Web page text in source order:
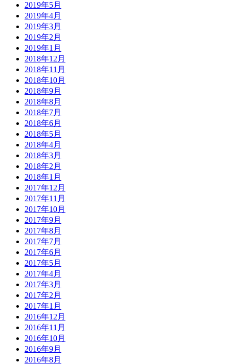
2019年5月
2019年4月
2019年3月
2019年2月
2019年1月
2018年12月
2018年11月
2018年10月
2018年9月
2018年8月
2018年7月
2018年6月
2018年5月
2018年4月
2018年3月
2018年2月
2018年1月
2017年12月
2017年11月
2017年10月
2017年9月
2017年8月
2017年7月
2017年6月
2017年5月
2017年4月
2017年3月
2017年2月
2017年1月
2016年12月
2016年11月
2016年10月
2016年9月
2016年8月